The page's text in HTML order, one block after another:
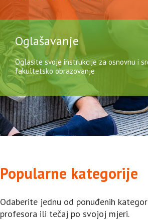
Oglašavanje
Oglasite svoje instrukcije za osnovnu i
fakultetsko obrazovanje
Popularne kategorije
Odaberite jednu od ponuđenih
profesora ili tečaj po svojoj mjeri.